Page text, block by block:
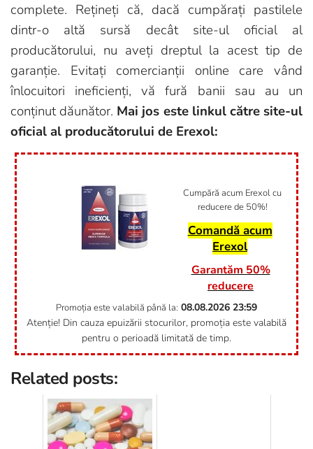
complete. Rețineți că, dacă cumpărați pastilele
dintr-o altă sursă decât site-ul oficial al
producătorului, nu aveți dreptul la acest tip de
garanție. Evitați comercianții online care vând
înlocuitori ineficienți, vă fură banii sau au un
conținut dăunător. Mai jos este linkul către site-ul
oficial al producătorului de Erexol:
Cumpără acum Erexol cu
reducere de 50%!
Comandă acum
Erexol
Garantăm 50%
reducere
Promoția este valabilă până la: 08.08.2026 23:59
Atenție! Din cauza epuizării stocurilor, promoția este valabilă
pentru o perioadă limitată de timp.
Related posts: